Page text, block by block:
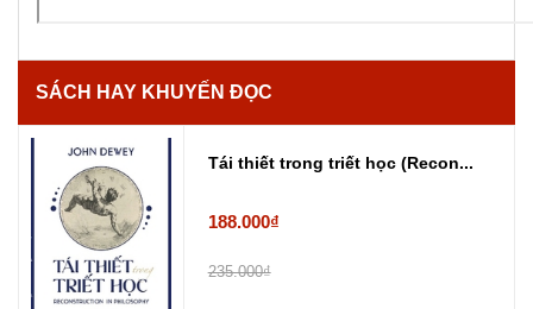
SÁCH HAY KHUYẾN ĐỌC
Tái thiết trong triết học (Recon...
188.000₫
235.000₫